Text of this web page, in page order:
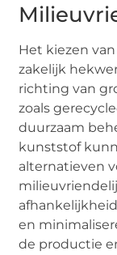
Het kiezen
zakelijk
richting van
zoals
duurzaam
kunststof
alternatieven
en
de productie